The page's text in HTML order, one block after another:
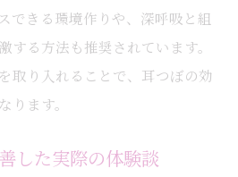
できる環境作りや、深呼吸と組
する方法も推奨されています。
取り入れることで、耳つぼの効
ります。
した実際の体験談